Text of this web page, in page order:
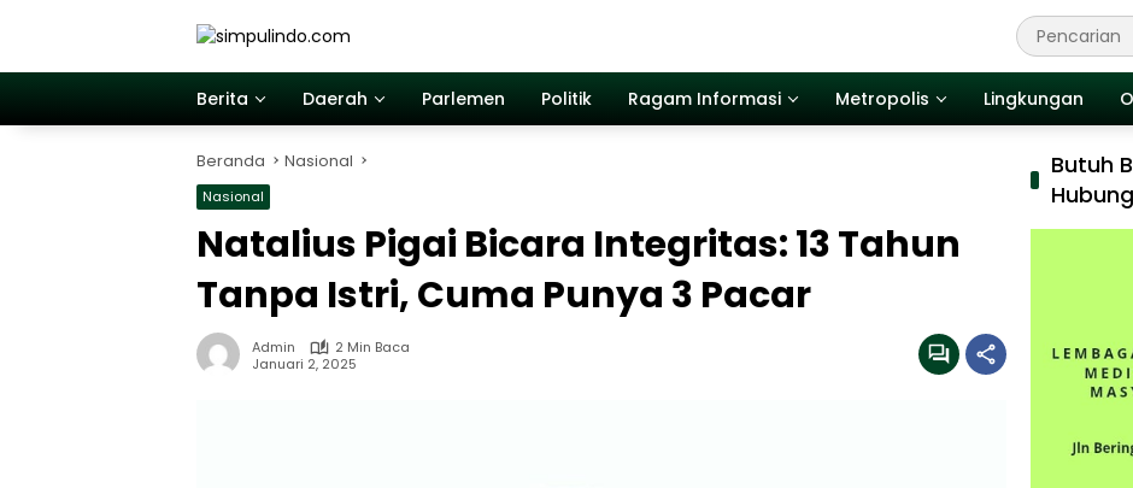
Berita
Daerah Parlemen Politik Ragam Informasi Metropolis Lingkungan
Beranda Nasional
Nasional
Natalius Pigai Bicara Integritas: 13 Tahun
Tanpa Istri, Cuma Punya 3 Pacar
Admin
2 Min Baca
Januari 2, 2025
Butuh